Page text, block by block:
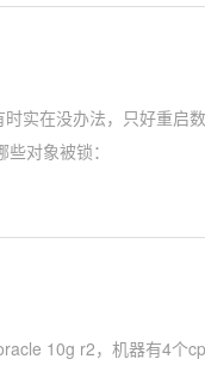
在没办法，只好重启
对象被锁：
10g r2，机器有4个